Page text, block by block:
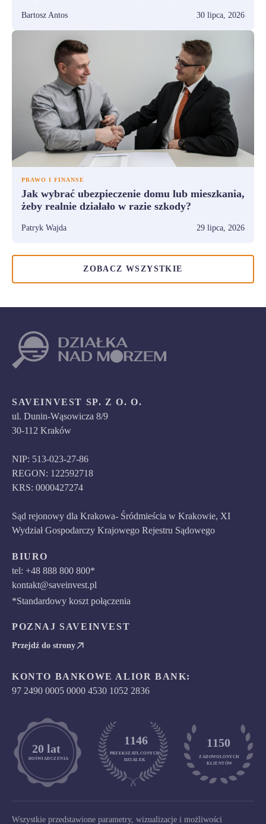
Bartosz Antos 30 lipca, 2026
PRAWO I FINANSE
Jak wybrać ubezpieczenie domu lub mieszkania,
żeby realnie działało w razie szkody?
Patryk Wajda 29 lipca, 2026
ZOBACZ WSZYSTKIE
SAVEINVEST SP. Z O. O.
ul. Dunin-Wąsowicza 8/9
30-112 Kraków
NIP: 513-023-27-86
REGON: 122592718
KRS: 0000427274
Sąd rejonowy dla Krakowa- Śródmieścia w Krakowie, XI
Wydział Gospodarczy Krajowego Rejestru Sądowego
BIURO
tel: +48 888 800 800*
kontakt@saveinvest.pl
*Standardowy koszt połączenia
POZNAJ SAVEINVEST
Przejdź do strony
KONTO BANKOWE ALIOR BANK:
97 2490 0005 0000 4530 1052 2836
DOŚWIADCZENIA
	20 lat
1146
PRZEKSZATŁCONYCH
DZIAŁEK
1150
ZADOWOLONYCH
KLIENTÓW
Wszystkie przedstawione parametry, wizualizacje i możliwości